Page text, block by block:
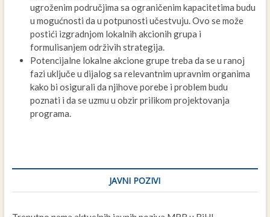
ugroženim područjima sa ograničenim kapacitetima budu
u mogućnosti da u potpunosti učestvuju. Ovo se može
postići izgradnjom lokalnih akcionih grupa i
formulisanjem održivih strategija.
Potencijalne lokalne akcione grupe treba da se u ranoj
fazi uključe u dijalog sa relevantnim upravnim organima
kako bi osigurali da njihove porebe i problem budu
poznati i da se uzmu u obzir prilikom projektovanja
programa.
JAVNI POZIVI